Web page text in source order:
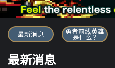
勇者前线英雄
最新消息 勇者前线英雄
是什么？
最新消息